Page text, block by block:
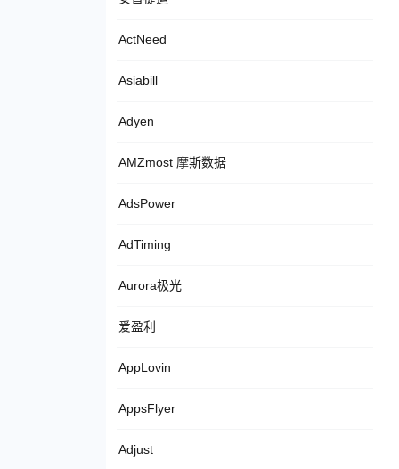
ActNeed
Asiabill
Adyen
AMZmost 摩斯数据
AdsPower
AdTiming
Aurora极光
爱盈利
AppLovin
AppsFlyer
Adjust